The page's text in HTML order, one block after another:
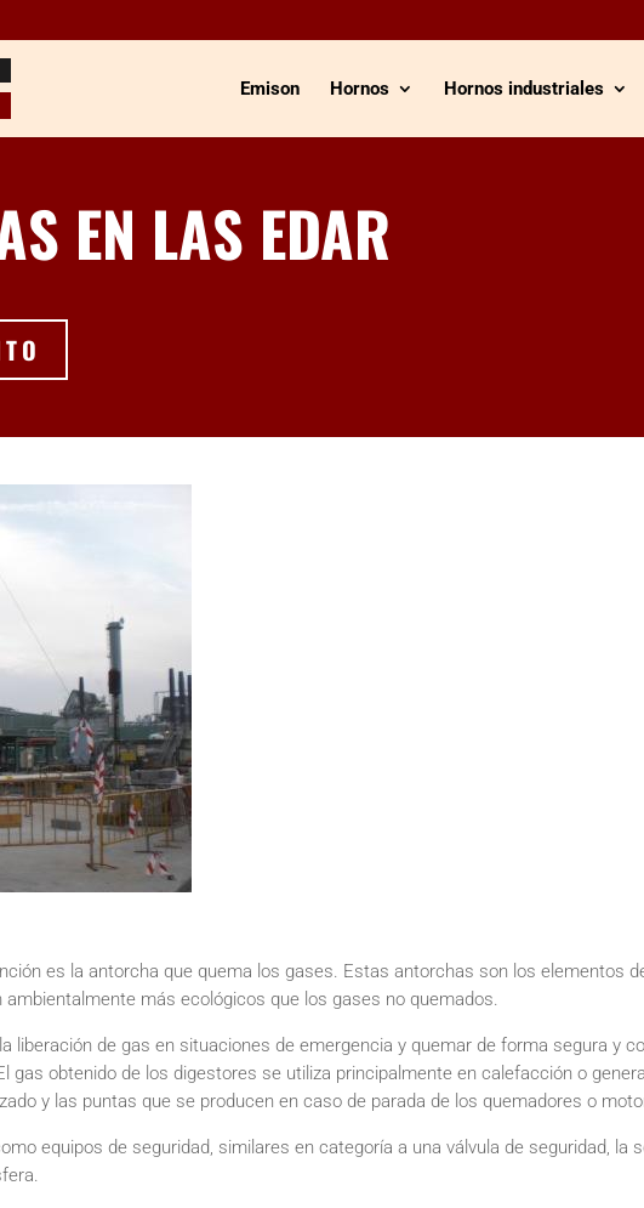
Emison Hornos Hornos industriales
EN LAS EDAR
es la antorcha que quema los gases. Estas antorchas son los elementos
más ecológicos que los gases no quemados.
liberación de gas en situaciones de emergencia y quemar de forma segura y
gas obtenido de los digestores se utiliza principalmente en calefacción o
y las puntas que se producen en caso de parada de los quemadores o
equipos de seguridad, similares en categoría a una válvula de seguridad, la